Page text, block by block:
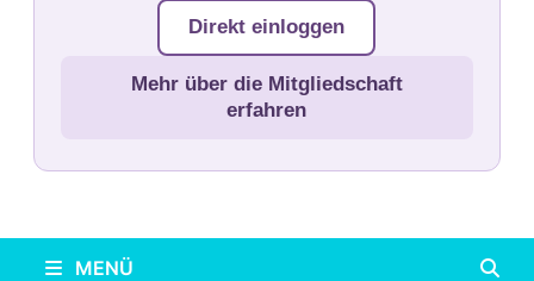
Direkt einloggen
Mehr über die Mitgliedschaft
erfahren
MENÜ